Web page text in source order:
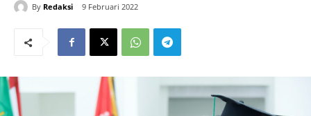
By Redaksi 9 Februari 2022